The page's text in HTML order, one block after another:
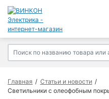
Главная
Статьи и новости
Светильники с олеофобным